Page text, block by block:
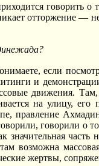
говорить
отторжение —
если
и
движения.
на улицу, его
правление
говорили о
значительная
возможна
жертвы,